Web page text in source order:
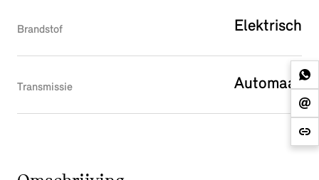
Elektrisch
Brandstof
Automaat
Transmissie